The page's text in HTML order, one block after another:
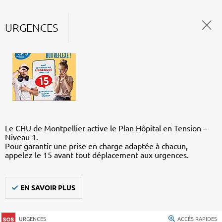
URGENCES
Le CHU de Montpellier active le Plan Hôpital en Tension –
Niveau 1.
Pour garantir une prise en charge adaptée à chacun,
appelez le 15 avant tout déplacement aux urgences.
EN SAVOIR PLUS
URGENCES ACCÈS RAPIDES